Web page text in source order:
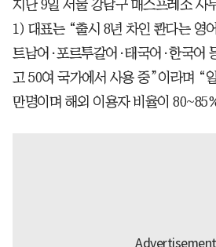
지난 9일 서울 강남구 매스프레소 사
1) 대표는 “출시 8년 차인 콴다는 영
트남어·포르투갈어·태국어·한국어
고 50여 국가에서 사용 중”이라며 “
만명이며 해외 이용자 비율이